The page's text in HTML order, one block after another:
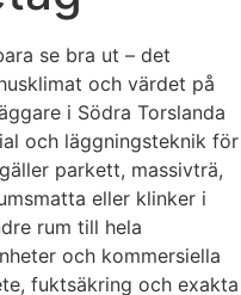
se bra ut – det
och värdet på
i Södra Torslanda
och läggningsteknik för
parkett, massivträ,
eller klinker i
rum till hela
och kommersiella
fuktsäkring och exakta